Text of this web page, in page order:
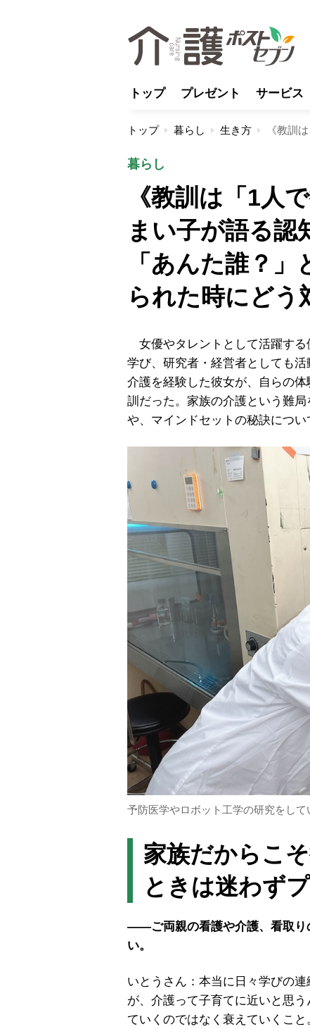
トップ プレゼント サービス
トップ 暮らし 生き方
暮らし
《教訓は「1人
まい子が語る
「あんた誰？
られた時にどう
女優やタレントとして活躍する
学び、研究者・経営者としても
介護を経験した彼女が、自らの
訓だった。家族の介護という難
や、マインドセットの秘訣につい
予防医学やロボット工学の研究をし
家族だからこ
ときは迷わず
――ご両親の看護や介護、看取り
い。
いとうさん：本当に日々学びの
が、介護って子育てに近いと思
ていくのではなく衰えていくこ